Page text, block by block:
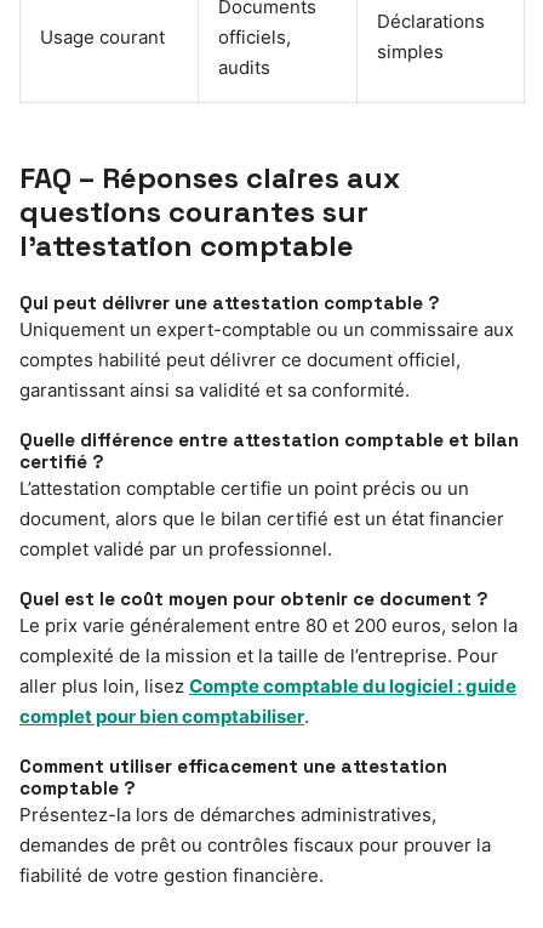
Usage courant
Documents
officiels,
audits
Déclarations
simples
FAQ – Réponses claires aux
questions courantes sur
l’attestation comptable
Qui peut délivrer une attestation comptable ?
Uniquement un expert-comptable ou un commissaire aux
comptes habilité peut délivrer ce document officiel,
garantissant ainsi sa validité et sa conformité.
Quelle différence entre attestation comptable et bilan
certifié ?
L’attestation comptable certifie un point précis ou un
document, alors que le bilan certifié est un état financier
complet validé par un professionnel.
Quel est le coût moyen pour obtenir ce document ?
Le prix varie généralement entre 80 et 200 euros, selon la
complexité de la mission et la taille de l’entreprise. Pour
aller plus loin, lisez Compte comptable du logiciel : guide
complet pour bien comptabiliser.
Comment utiliser efficacement une attestation
comptable ?
Présentez-la lors de démarches administratives,
demandes de prêt ou contrôles fiscaux pour prouver la
fiabilité de votre gestion financière.